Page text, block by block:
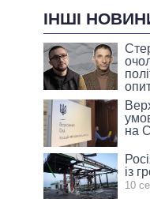
ІНШІ
на
із
10